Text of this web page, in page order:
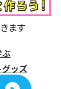
ッズ